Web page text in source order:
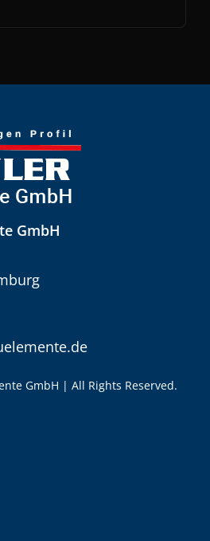
GmbH
GmbH | All Rights Reserved.